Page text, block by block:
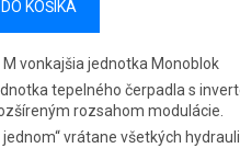
KOŠÍKA
vonkajšia jednotka Monoblok
tepelného čerpadla s
rozsahom modulácie.
jednom“ vrátane všetkých